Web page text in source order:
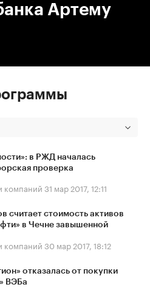
Артему
в РЖД началась
проверка
компаний31 мар 2017, 12:11
считает стоимость активов
в Чечне завышенной
компаний30 мар 2017, 18:12
отказалась от покупки
ВЭБа